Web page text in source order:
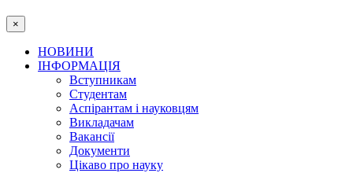
×
НОВИНИ
ІНФОРМАЦІЯ
Вступникам
Студентам
Аспірантам і науковцям
Викладачам
Вакансії
Документи
Цікаво про науку